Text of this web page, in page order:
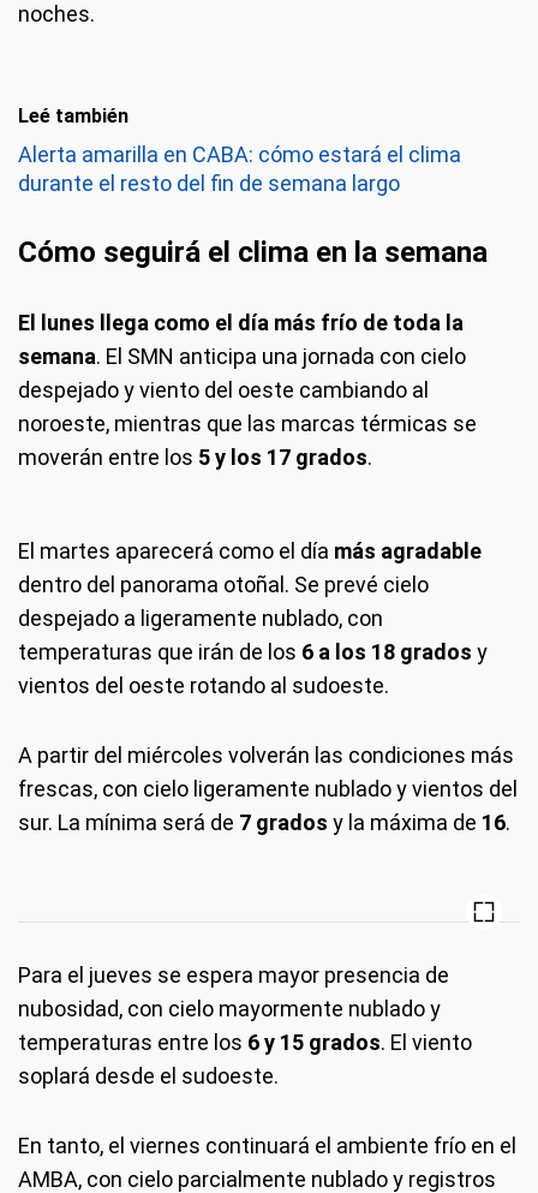
noches.
Leé también
Alerta amarilla en CABA: cómo estará el clima
durante el resto del fin de semana largo
Cómo seguirá el clima en la semana
El lunes llega como el día más frío de toda la
semana. El SMN anticipa una jornada con cielo
despejado y viento del oeste cambiando al
noroeste, mientras que las marcas térmicas se
moverán entre los 5 y los 17 grados.
El martes aparecerá como el día más agradable
dentro del panorama otoñal. Se prevé cielo
despejado a ligeramente nublado, con
temperaturas que irán de los 6 a los 18 grados y
vientos del oeste rotando al sudoeste.
A partir del miércoles volverán las condiciones más
frescas, con cielo ligeramente nublado y vientos del
sur. La mínima será de 7 grados y la máxima de 16.
Para el jueves se espera mayor presencia de
nubosidad, con cielo mayormente nublado y
temperaturas entre los 6 y 15 grados. El viento
soplará desde el sudoeste.
En tanto, el viernes continuará el ambiente frío en el
AMBA, con cielo parcialmente nublado y registros